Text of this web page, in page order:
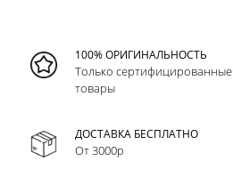
100% ОРИГИНАЛЬНОСТЬ
Только сертифицированные
товары
ДОСТАВКА БЕСПЛАТНО
От 3000р